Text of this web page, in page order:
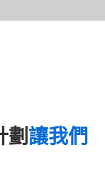
劃讓我們